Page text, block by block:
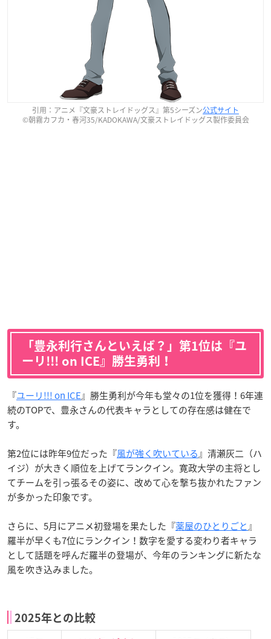
引用：アニメ『文豪ストレイドッグス』第5シーズン公式サイト
©朝霧カフカ・春河35/KADOKAWA/文豪ストレイドッグス製作委員会
「豊永利行さんといえば？」第1位は『ユ
ーリ!!! on ICE』勝生勇利！
『ユーリ!!! on ICE』勝生勇利が今年も堂々の1位を獲得！6年連
続のTOPで、豊永さんの代表キャラとしての存在感は健在で
す。
第2位には昨年9位だった『風が強く吹いている』清瀬灰二（ハ
イジ）が大きく順位を上げてランクイン。寛政大学の主将とし
てチームを引っ張るその姿に、改めて心を撃ち抜かれたファン
が多かった印象です。
さらに、5月にアニメ初登場を果たした『薬屋のひとりごと』
羅半が早くも7位にランクイン！数字を愛する変わり者キャラ
として話題を呼んだ羅半の登場が、今年のランキングに新たな
風を吹き込みました。
2025年との比較